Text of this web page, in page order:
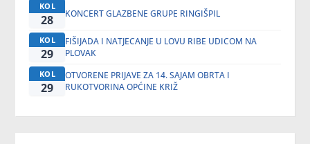
KOL
28 KONCERT GLAZBENE GRUPE RINGIŠPIL
KOL
29
FIŠIJADA I NATJECANJE U LOVU RIBE UDICOM NA
PLOVAK
KOL
29
OTVORENE PRIJAVE ZA 14. SAJAM OBRTA I
RUKOTVORINA OPĆINE KRIŽ